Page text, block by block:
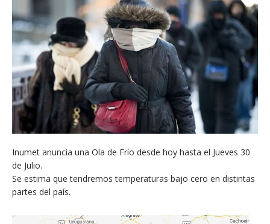
Inumet anuncia una Ola de Frío desde hoy hasta el Jueves 30
de Julio.
Se estima que tendremos temperaturas bajo cero en distintas
partes del país.